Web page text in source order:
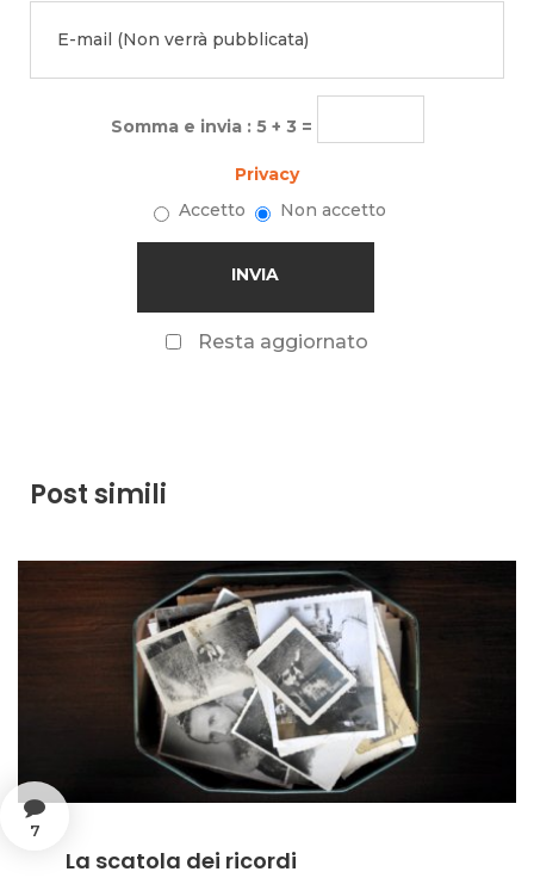
Somma e invia : 5 + 3 =
Privacy
Accetto
Non accetto
Resta aggiornato
Post simili
7
La scatola dei ricordi